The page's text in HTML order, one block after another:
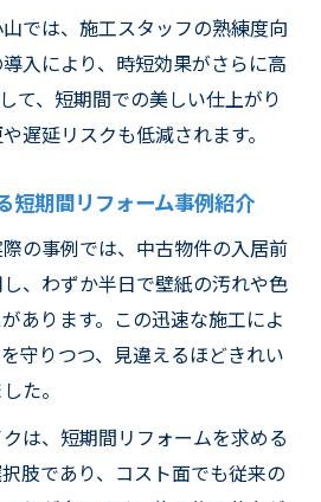
人気のクロスメイク事例を紹
メイクを選ぶ際のポイントと
工時間とコストを徹底解説
の施工時間はどれくらいかか
ーマンスで選ばれるクロスメ
料金の目安と費用節約のコツ
ムとクロスメイク時間の違い
では、施工スタッフの熟練度向
入により、時短効果がさらに高
て、短期間での美しい仕上がり
遅延リスクも低減されます。
短期間リフォーム事例紹介
の事例では、中古物件の入居前
、わずか半日で壁紙の汚れや色
あります。この迅速な施工によ
守りつつ、見違えるほどきれい
た。
は、短期間リフォームを求める
肢であり、コスト面でも従来の